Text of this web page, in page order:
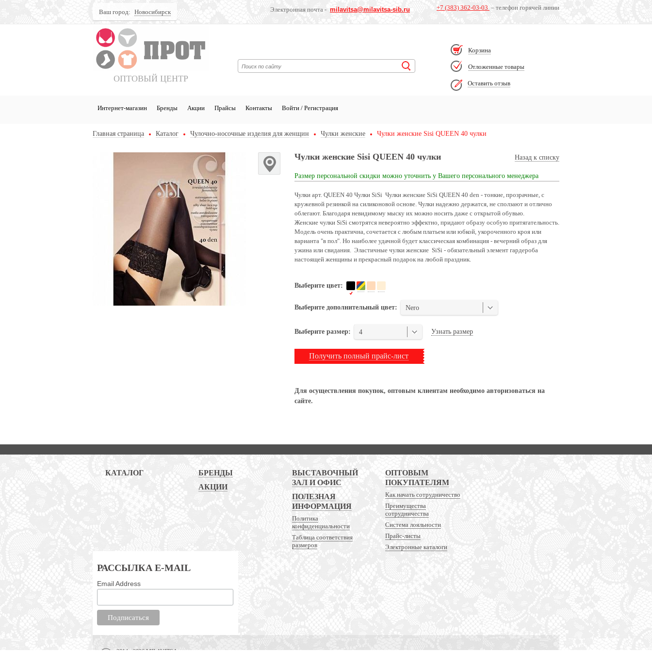
+7 (383) 362-03-03 – телефон горячей линии
Электронная почта - milavitsa@milavitsa-sib.ru
Ваш город: Новосибирск
Корзина
Отложенные товары
Оставить отзыв
ОПТОВЫЙ ЦЕНТР
Интернет-магазин Бренды Акции Прайсы Контакты Войти / Регистрация
Главная страница Каталог Чулочно-носочные изделия для женщин Чулки женские Чулки женские Sisi QUEEN 40 чулки
Назад к списку
Чулки женские Sisi QUEEN 40 чулки
Размер персональной скидки можно уточнить у Вашего персонального менеджера
Чулки арт. QUEEN 40 Чулки SiSi Чулки женские SiSi QUEEN 40 den - тонкие, прозрачные, с
кружевной резинкой на силиконовой основе. Чулки надежно держатся, не сползают и отлично
облегают. Благодаря невидимому мыску их можно носить даже с открытой обувью.
Женские чулки SiSi смотрятся невероятно эффектно, придают образу особую притягательность.
Модель очень практична, сочетается с любым платьем или юбкой, укороченного кроя или
варианта "в пол". Но наиболее удачной будет классическая комбинация - вечерний образ для
ужина или свидания. Эластичные чулки женские SiSi - обязательный элемент гардероба
настоящей женщины и прекрасный подарок на любой праздник.
Выберите цвет:
Выберите дополнительный цвет: Nero
Выберите размер: 4 Узнать размер
Получить полный прайс-лист
Для осуществления покупок, оптовым клиентам необходимо авторизоваться на
сайте.
КАТАЛОГ
БРЕНДЫ
АКЦИИ
ВЫСТАВОЧНЫЙ
ЗАЛ И ОФИС
ПОЛЕЗНАЯ
ИНФОРМАЦИЯ
Политика
конфиденциальности
Таблица соответствия
размеров
ОПТОВЫМ
ПОКУПАТЕЛЯМ
Как начать сотрудничество
Преимущества
сотрудничества
Система лояльности
Прайс-листы
Электронные каталоги
РАССЫЛКА E-MAIL
Email Address